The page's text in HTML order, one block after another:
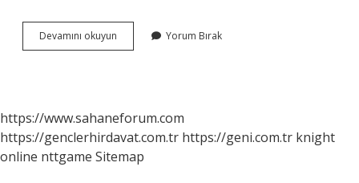
Devamını okuyun
Neden
Yorum Bırak
https://www.sahaneforum.com
https://genclerhirdavat.com.tr https://geni.com.tr knight
online nttgame Sitemap